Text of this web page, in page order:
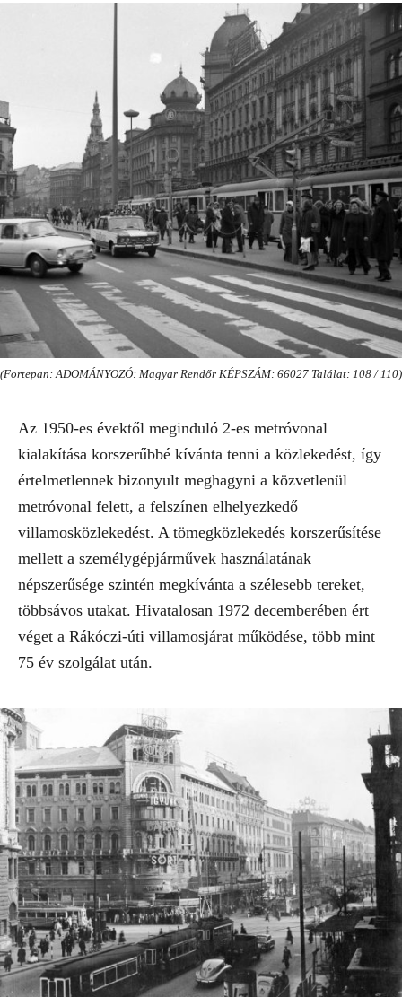
(Fortepan: ADOMÁNYOZÓ: Magyar Rendőr KÉPSZÁM: 66027 Találat: 108 / 110)
Az 1950-es évektől meginduló 2-es metróvonal
kialakítása korszerűbbé kívánta tenni a közlekedést, így
értelmetlennek bizonyult meghagyni a közvetlenül
metróvonal felett, a felszínen elhelyezkedő
villamosközlekedést. A tömegközlekedés korszerűsítése
mellett a személygépjárművek használatának
népszerűsége szintén megkívánta a szélesebb tereket,
többsávos utakat. Hivatalosan 1972 decemberében ért
véget a Rákóczi-úti villamosjárat működése, több mint
75 év szolgálat után.